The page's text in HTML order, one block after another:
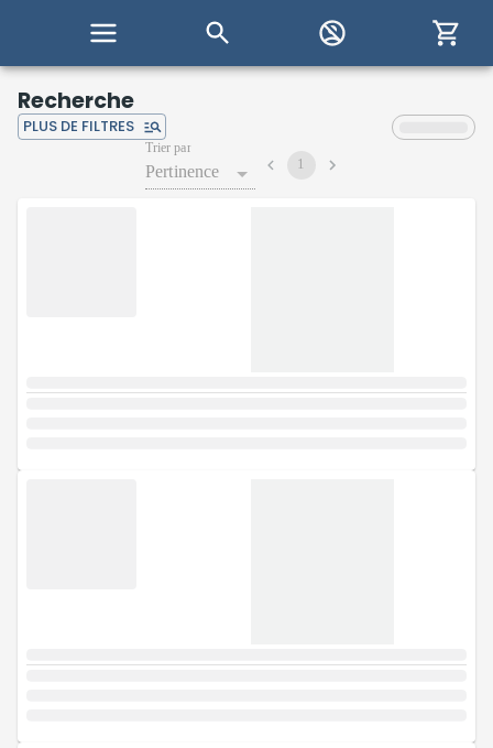
Recherche
PLUS DE FILTRES
Trier par
Pertinence 1